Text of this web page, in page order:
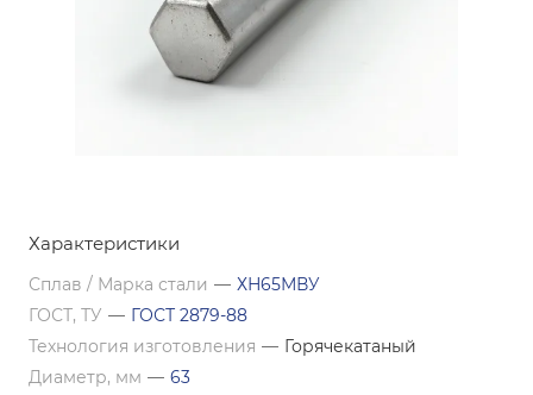
Характеристики
Сплав / Марка стали — ХН65МВУ
ГОСТ, ТУ — ГОСТ 2879-88
Технология изготовления — Горячекатаный
Диаметр, мм — 63